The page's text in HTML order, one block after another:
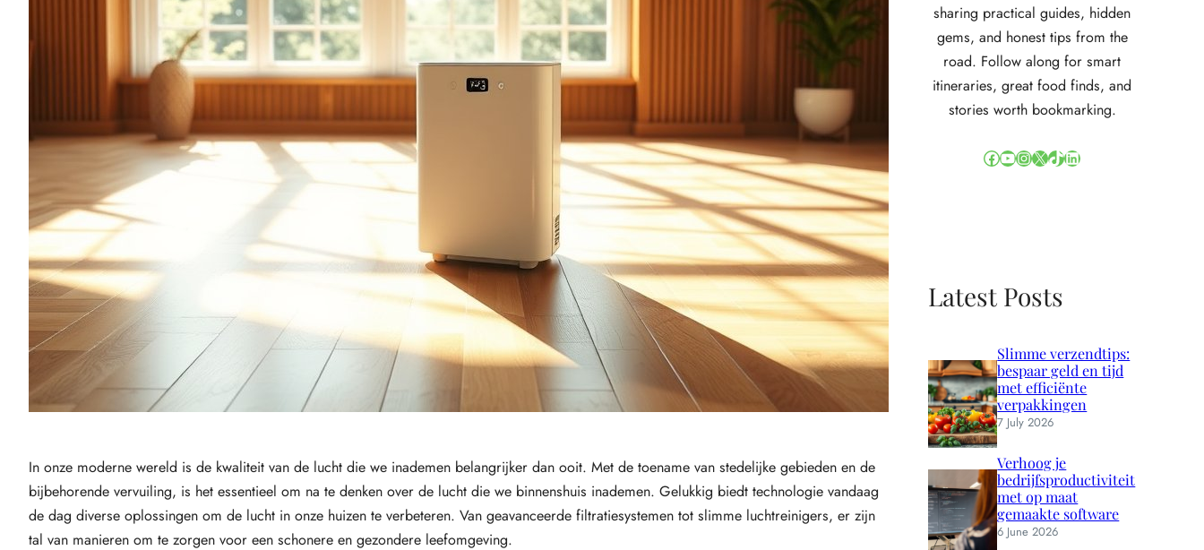
In onze moderne wereld is de kwaliteit van de lucht die we inademen belangrijker dan ooit. Met de toename van stedelijke gebieden en de
bijbehorende vervuiling, is het essentieel om na te denken over de lucht die we binnenshuis inademen. Gelukkig biedt technologie vandaag
de dag diverse oplossingen om de lucht in onze huizen te verbeteren. Van geavanceerde filtratiesystemen tot slimme luchtreinigers, er zijn
tal van manieren om te zorgen voor een schonere en gezondere leefomgeving.
sharing practical guides, hidden
gems, and honest tips from the
road. Follow along for smart
itineraries, great food finds, and
stories worth bookmarking.
Facebook YouTube InstagramX TikTok LinkedIn
Latest Posts
Slimme verzendtips:
bespaar geld en tijd
met efficiënte
verpakkingen
7 July 2026
Verhoog je
bedrijfsproductiviteit
met op maat
gemaakte software
6 June 2026